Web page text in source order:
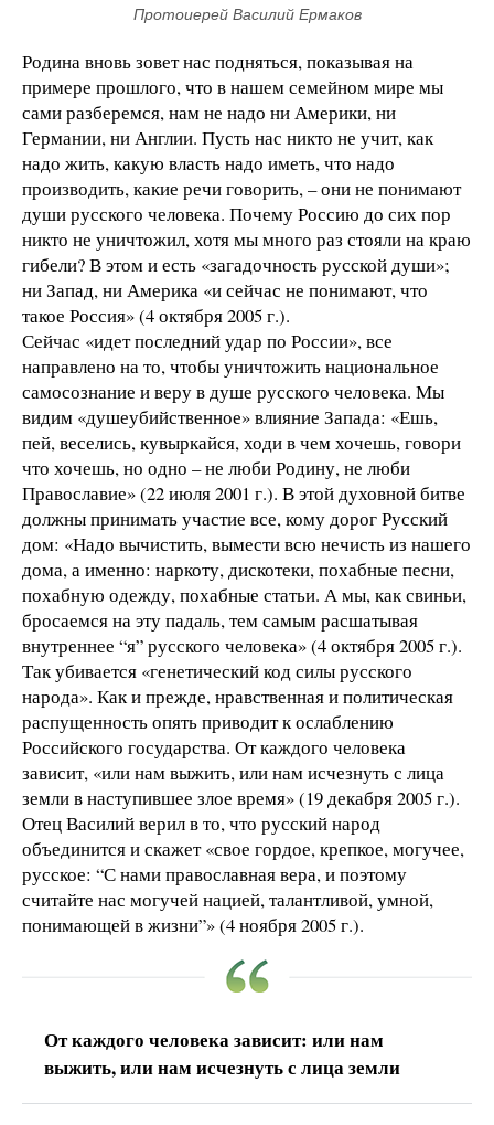
Протоиерей Василий Ермаков
Родина вновь зовет нас подняться, показывая на
примере прошлого, что в нашем семейном мире мы
сами разберемся, нам не надо ни Америки, ни
Германии, ни Англии. Пусть нас никто не учит, как
надо жить, какую власть надо иметь, что надо
производить, какие речи говорить, – они не понимают
души русского человека. Почему Россию до сих пор
никто не уничтожил, хотя мы много раз стояли на краю
гибели? В этом и есть «загадочность русской души»;
ни Запад, ни Америка «и сейчас не понимают, что
такое Россия» (4 октября 2005 г.).
Сейчас «идет последний удар по России», все
направлено на то, чтобы уничтожить национальное
самосознание и веру в душе русского человека. Мы
видим «душеубийственное» влияние Запада: «Ешь,
пей, веселись, кувыркайся, ходи в чем хочешь, говори
что хочешь, но одно – не люби Родину, не люби
Православие» (22 июля 2001 г.). В этой духовной битве
должны принимать участие все, кому дорог Русский
дом: «Надо вычистить, вымести всю нечисть из нашего
дома, а именно: наркоту, дискотеки, похабные песни,
похабную одежду, похабные статьи. А мы, как свиньи,
бросаемся на эту падаль, тем самым расшатывая
внутреннее “я” русского человека» (4 октября 2005 г.).
Так убивается «генетический код силы русского
народа». Как и прежде, нравственная и политическая
распущенность опять приводит к ослаблению
Российского государства. От каждого человека
зависит, «или нам выжить, или нам исчезнуть с лица
земли в наступившее злое время» (19 декабря 2005 г.).
Отец Василий верил в то, что русский народ
объединится и скажет «свое гордое, крепкое, могучее,
русское: “С нами православная вера, и поэтому
считайте нас могучей нацией, талантливой, умной,
понимающей в жизни”» (4 ноября 2005 г.).
От каждого человека зависит: или нам
выжить, или нам исчезнуть с лица земли